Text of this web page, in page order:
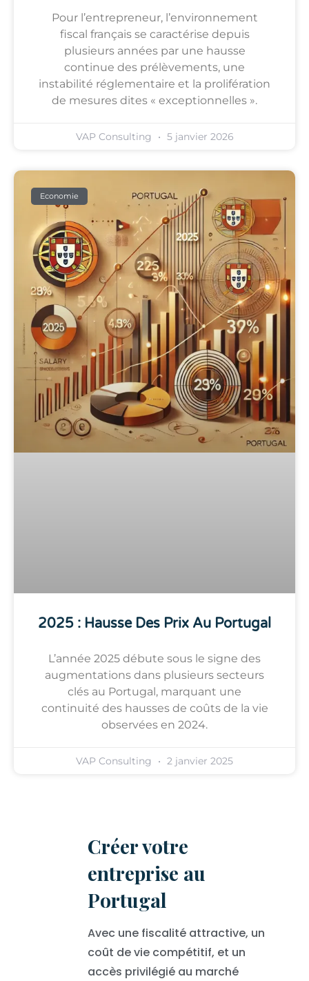
Pour l’entrepreneur, l’environnement
fiscal français se caractérise depuis
plusieurs années par une hausse
continue des prélèvements, une
instabilité réglementaire et la prolifération
de mesures dites « exceptionnelles ».
VAP Consulting 5 janvier 2026
Economie
2025 : Hausse Des Prix Au Portugal
L’année 2025 débute sous le signe des
augmentations dans plusieurs secteurs
clés au Portugal, marquant une
continuité des hausses de coûts de la vie
observées en 2024.
VAP Consulting 2 janvier 2025
Créer votre
entreprise au
Portugal
Avec une fiscalité attractive, un
coût de vie compétitif, et un
accès privilégié au marché